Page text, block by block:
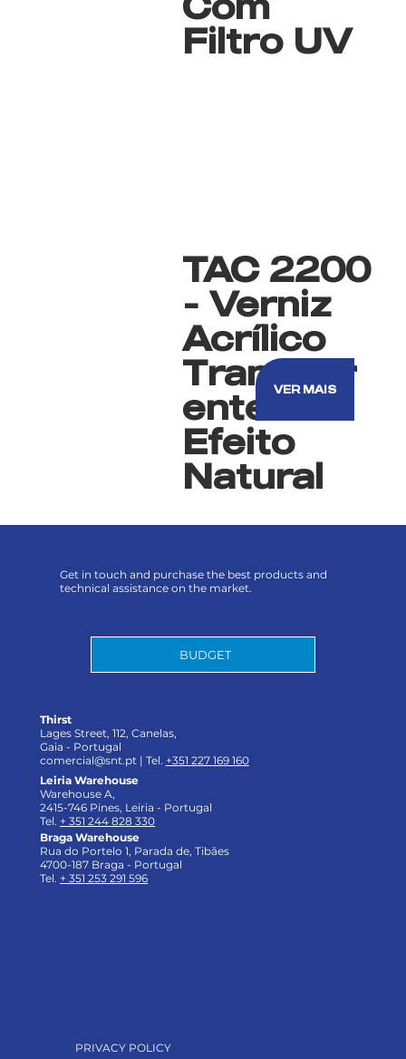
Filtro UV
TAC 2200
- Verniz
Acrílico
Transpar
ente
Efeito
Natural
VER MAIS
Thirst
Lages Street, 112, Canelas,
Gaia - Portugal
comercial@snt.pt | Tel. +351 227 169 160
Leiria Warehouse
Warehouse A,
2415-746 Pines, Leiria - Portugal
Tel. + 351 244 828 330
Braga Warehouse
Rua do Portelo 1, Parada de, Tibães
4700-187 Braga - Portugal
Tel. + 351 253 291 596
Get in touch and purchase the best products and
technical assistance on the market.
BUDGET
PRIVACY POLICY